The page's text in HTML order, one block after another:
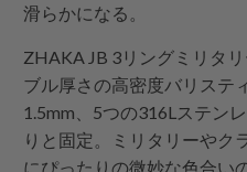
滑らかになる。
ZHAKA JB 3リングミリタ
ブル厚さの高密度バリステ
1.5mm、5つの316Lステン
りと固定。ミリタリーやク
にぴったりの微妙な色合い